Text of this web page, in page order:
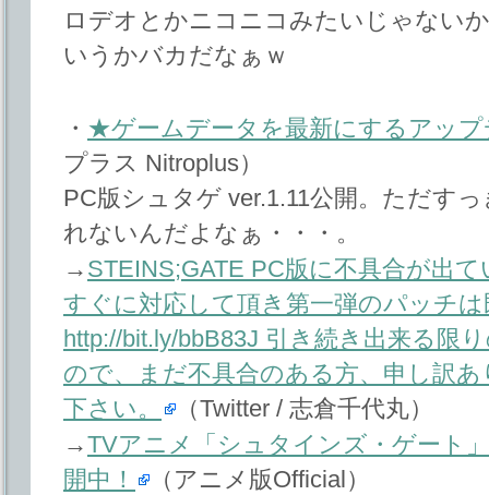
ロデオとかニコニコみたいじゃない
いうかバカだなぁｗ
・ ★ゲームデータを最新にするアッ
プラス Nitroplus）
PC版シュタゲ ver.1.11公開。ただす
れないんだよなぁ・・・。
→ STEINS;GATE PC版に不具合が出
すぐに対応して頂き第一弾のパッチ
http://bit.ly/bbB83J 引き続き出来る限
ので、まだ不具合のある方、申し訳
下さい。
（Twitter / 志倉千代丸）
→TVアニメ「シュタインズ・ゲート
開中！
（アニメ版Official）